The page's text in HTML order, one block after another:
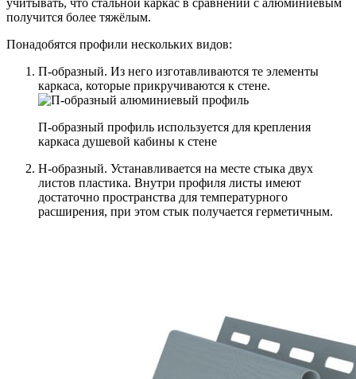
учитывать, что стальной каркас в сравнении с алюминиевым
получится более тяжёлым.
Понадобятся профили нескольких видов:
П-образный. Из него изготавливаются те элементы
каркаса, которые прикручиваются к стене.
П-образный профиль используется для крепления
каркаса душевой кабины к стене
Н-образный. Устанавливается на месте стыка двух
листов пластика. Внутри профиля листы имеют
достаточно пространства для температурного
расширения, при этом стык получается герметичным.